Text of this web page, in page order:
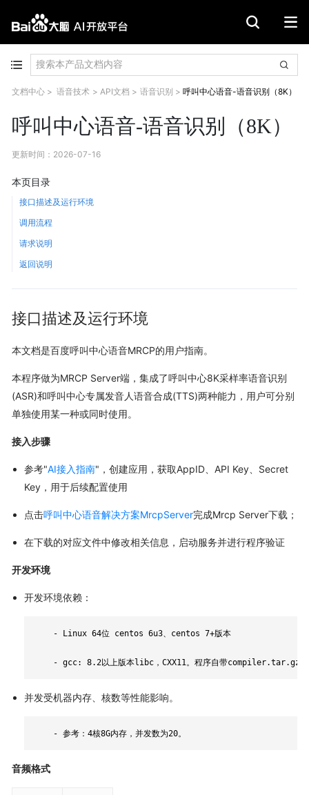
文档中心 > 语音技术 > API文档 > 语音识别 > 呼叫中心语音-语音识别（8K）
呼叫中心语音-语音识别（8K）
更新时间 ： 2026-07-16
本页目录
接口描述及运行环境
调用流程
请求说明
返回说明
接口描述及运行环境
本文档是百度呼叫中心语音MRCP的用户指南。
本程序做为MRCP Server端，集成了呼叫中心8K采样率语音识别
(ASR)和呼叫中心专属发音人语音合成(TTS)两种能力，用户可分别
单独使用某一种或同时使用。
接入步骤
参考"AI接入指南"，创建应用，获取AppID、API Key、Secret
Key，用于后续配置使用
点击呼叫中心语音解决方案MrcpServer完成Mrcp Server下载；
在下载的对应文件中修改相关信息，启动服务并进行程序验证
开发环境
开发环境依赖：
- gcc: 8.2以上版本libc，CXX11。程序自带compiler.tar.gz压
并发受机器内存、核数等性能影响。
	- 参考：4核8G内存，并发数为20。
音频格式